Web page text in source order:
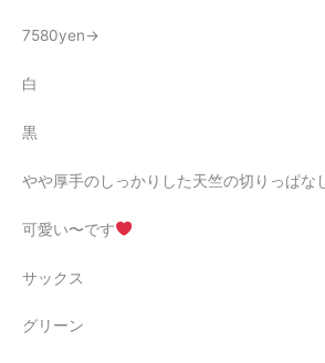
7580yen→
白
黒
やや厚手のしっかりした天竺の切りっぱな
可愛い〜です
サックス
グリーン